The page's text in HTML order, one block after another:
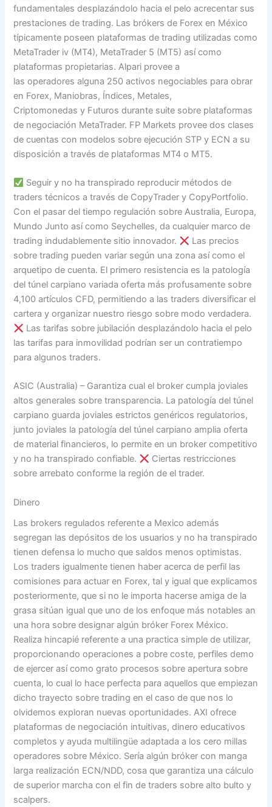
fundamentales desplazándolo hacia el pelo acrecentar sus
prestaciones de trading. Las brókers de Forex en México
típicamente poseen plataformas de trading utilizadas como
MetaTrader iv (MT4), MetaTrader 5 (MT5) así­ como
plataformas propietarias. Alpari provee a
las operadores alguna 250 activos negociables para obrar
en Forex, Maniobras, Índices, Metales,
Criptomonedas y Futuros durante suite sobre plataformas
de negociación MetaTrader. FP Markets provee dos clases
de cuentas con modelos sobre ejecución STP y ECN a su
disposición a través de plataformas MT4 o MT5.
Seguir y no ha transpirado reproducir métodos de
traders técnicos a través de CopyTrader y CopyPortfolio.
Con el pasar del tiempo regulación sobre Australia, Europa,
Mundo Junto así­ como Seychelles, da cualquier marco de
trading indudablemente sitio innovador.
Las precios
sobre trading pueden variar según una zona así­ como el
arquetipo de cuenta. El primero resistencia es la patologí­a
del túnel carpiano variada oferta más profusamente sobre
4,100 artículos CFD, permitiendo a las traders diversificar el
cartera y organizar nuestro riesgo sobre modo verdadera.
Las tarifas sobre jubilación desplazándolo hacia el pelo
las tarifas para inmovilidad podrían ser un contratiempo
para algunos traders.
ASIC (Australia) – Garantiza cual el broker cumpla joviales
altos generales sobre transparencia. La patologí­a del túnel
carpiano guarda joviales estrictos genéricos regulatorios,
junto joviales la patologí­a del túnel carpiano amplia oferta
de material financieros, lo permite en un broker competitivo
y no ha transpirado confiable.
Ciertas restricciones
sobre arrebato conforme la región de el trader.
Dinero
Las brokers regulados referente a Mexico además
segregan las depósitos de los usuarios y no ha transpirado
tienen defensa lo mucho que saldos menos optimistas.
Los traders igualmente tienen haber acerca de perfil las
comisiones para actuar en Forex, tal y igual que explicamos
posteriormente, que si no le importa hacerse amiga de la
grasa sitúan igual que uno de los enfoque más notables an
una hora sobre designar algún bróker Forex México.
Realiza hincapié referente a una practica simple de utilizar,
proporcionando operaciones a pobre coste, perfiles demo
de ejercer así­ como grato procesos sobre apertura sobre
cuenta, lo cual lo hace perfecta para aquellos que empiezan
dicho trayecto sobre trading en el caso de que nos lo
olvidemos exploran nuevas oportunidades. AXI ofrece
plataformas de negociación intuitivas, dinero educativos
completos y ayuda multilingüe adaptada a los cero millas
operadores sobre México. Serí­a algún bróker con manga
larga realización ECN/NDD, cosa que garantiza una cálculo
de superior marcha con el fin de traders sobre alto bulto y
scalpers.